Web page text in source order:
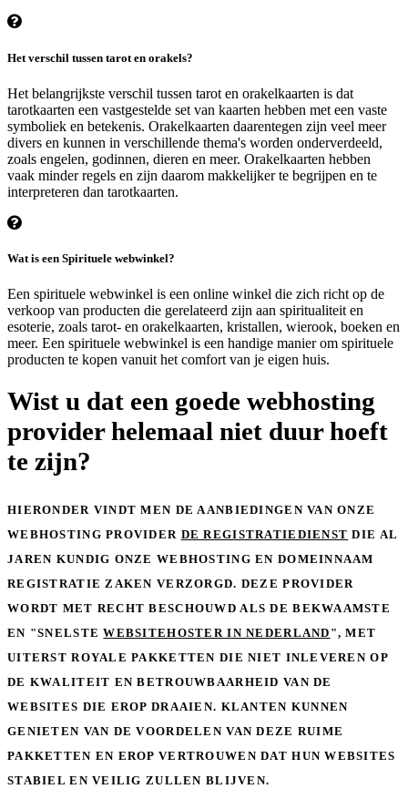
Het verschil tussen tarot en orakels?
Het belangrijkste verschil tussen tarot en orakelkaarten is dat
tarotkaarten een vastgestelde set van kaarten hebben met een vaste
symboliek en betekenis. Orakelkaarten daarentegen zijn veel meer
divers en kunnen in verschillende thema's worden onderverdeeld,
zoals engelen, godinnen, dieren en meer. Orakelkaarten hebben
vaak minder regels en zijn daarom makkelijker te begrijpen en te
interpreteren dan tarotkaarten.
Wat is een Spirituele webwinkel?
Een spirituele webwinkel is een online winkel die zich richt op de
verkoop van producten die gerelateerd zijn aan spiritualiteit en
esoterie, zoals tarot- en orakelkaarten, kristallen, wierook, boeken en
meer. Een spirituele webwinkel is een handige manier om spirituele
producten te kopen vanuit het comfort van je eigen huis.
Wist u dat een goede webhosting
provider helemaal niet duur hoeft
te zijn?
HIERONDER VINDT MEN DE AANBIEDINGEN VAN ONZE
WEBHOSTING PROVIDER DE REGISTRATIEDIENST DIE AL
JAREN KUNDIG ONZE WEBHOSTING EN DOMEINNAAM
REGISTRATIE ZAKEN VERZORGD. DEZE PROVIDER
WORDT MET RECHT BESCHOUWD ALS DE BEKWAAMSTE
EN "SNELSTEWEBSITEHOSTER IN NEDERLAND ", MET
UITERST ROYALE PAKKETTEN DIE NIET INLEVEREN OP
DE KWALITEIT EN BETROUWBAARHEID VAN DE
WEBSITES DIE EROP DRAAIEN. KLANTEN KUNNEN
GENIETEN VAN DE VOORDELEN VAN DEZE RUIME
PAKKETTEN EN EROP VERTROUWEN DAT HUN WEBSITES
STABIEL EN VEILIG ZULLEN BLIJVEN.